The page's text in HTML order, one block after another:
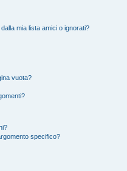
mia lista amici o ignorati?
vuota?
specifico?